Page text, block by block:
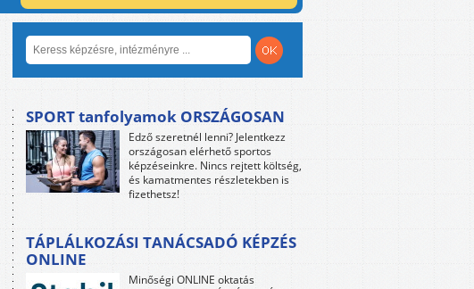
SPORT tanfolyamok ORSZÁGOSAN
Edző szeretnél lenni? Jelentkezz
országosan elérhető sportos
képzéseinkre. Nincs rejtett költség,
és kamatmentes részletekben is
fizethetsz!
TÁPLÁLKOZÁSI TANÁCSADÓ KÉPZÉS
ONLINE
Minőségi ONLINE oktatás